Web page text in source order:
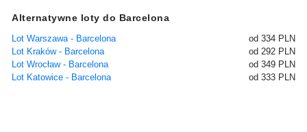
Alternatywne loty do Barcelona
Lot Warszawa - Barcelona
od 334 PLN
Lot Kraków - Barcelona
od 292 PLN
Lot Wrocław - Barcelona
od 349 PLN
Lot Katowice - Barcelona
od 333 PLN